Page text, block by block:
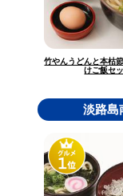
竹やんうどんと本枯
けご飯セ
淡路島